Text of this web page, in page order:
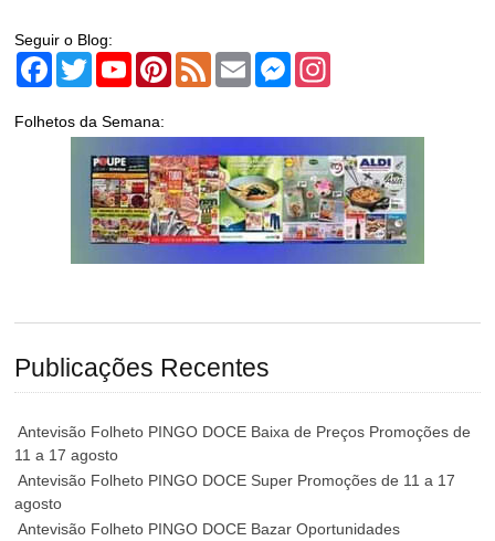
Seguir o Blog:
Facebook
TwitterYouTubePinterest
Feed Email Messenger
Folhetos da Semana:
Publicações Recentes
Antevisão Folheto PINGO DOCE Baixa de Preços Promoções de
11 a 17 agosto
Antevisão Folheto PINGO DOCE Super Promoções de 11 a 17
agosto
Antevisão Folheto PINGO DOCE Bazar Oportunidades